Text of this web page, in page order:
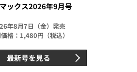
ックス2026年9月号
年8月7日（金）発売
格：1,480円（税込）
最新号を見る